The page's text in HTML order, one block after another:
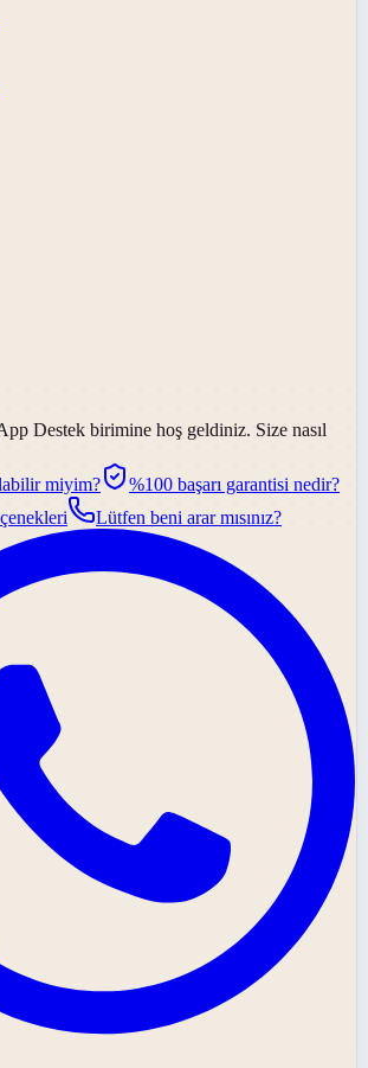
Destek birimine hoş geldiniz. Size nasıl
miyim?
%100 başarı garantisi nedir?
Lütfen beni arar mısınız?